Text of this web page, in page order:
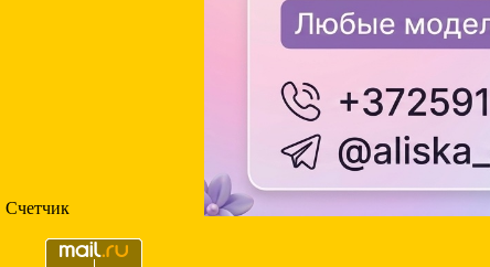
Счетчик